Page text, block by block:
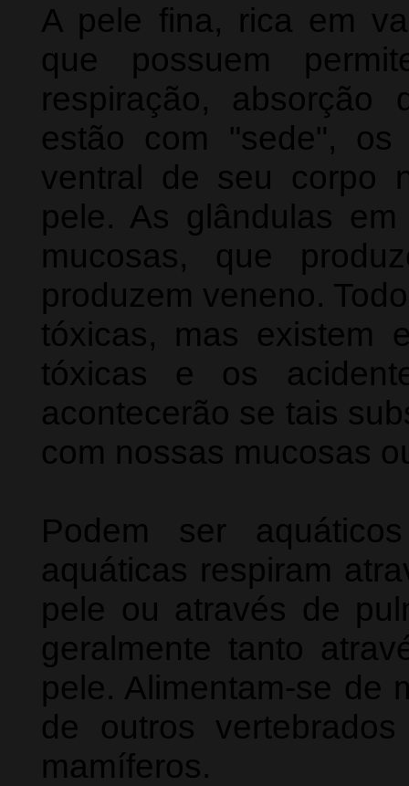
A pele fina, rica em
que possuem
respiração,
estão com "sede",
ventral de seu corpo
pele. As glândulas
mucosas, que
produzem veneno.
tóxicas, mas existem
tóxicas e os
acontecerão se tais
com nossas mucosas
Podem ser
aquáticas respiram
pele ou através de
geralmente tanto
pele. Alimentam-se de
de outros
mamíferos.